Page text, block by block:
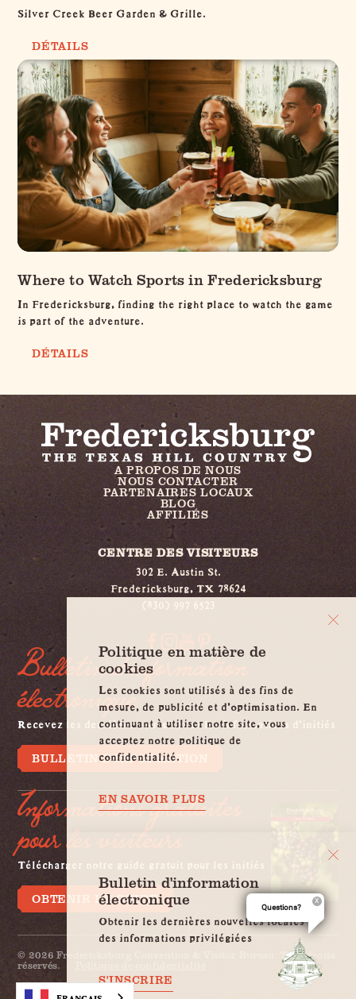
Silver Creek Beer Garden & Grille.
DÉTAILS
Where to Watch Sports in Fredericksburg
In Fredericksburg, finding the right place to watch the game
is part of the adventure.
DÉTAILS
A PROPOS DE NOUS
NOUS CONTACTER
PARTENAIRES LOCAUX
BLOG
AFFILIÉS
CENTRE DES VISITEURS
302 E. Austin St.
Fredericksburg, TX 78624
(830) 997 6523
Bulletin d'information
électronique
Recevez les dernières nouvelles et les informations d'initiés
BULLETIN D'INFORMATION
Informations gratuites
pour les visiteurs
Télécharger notre guide gratuit pour les initiés
OBTENIR LE GUIDE
© 2026 Fredericksburg Convention & Visitor Bureau. Tous droits
réservés.
Politique en matière de
cookies
Les cookies sont utilisés à des fins de
mesure, de publicité et d'optimisation. En
continuant à utiliser notre site, vous
acceptez notre politique de
confidentialité.
EN SAVOIR PLUS
Bulletin d'information
électronique
Obtenir les dernières nouvelles locales et
des informations privilégiées
S'INSCRIRE
Questions?